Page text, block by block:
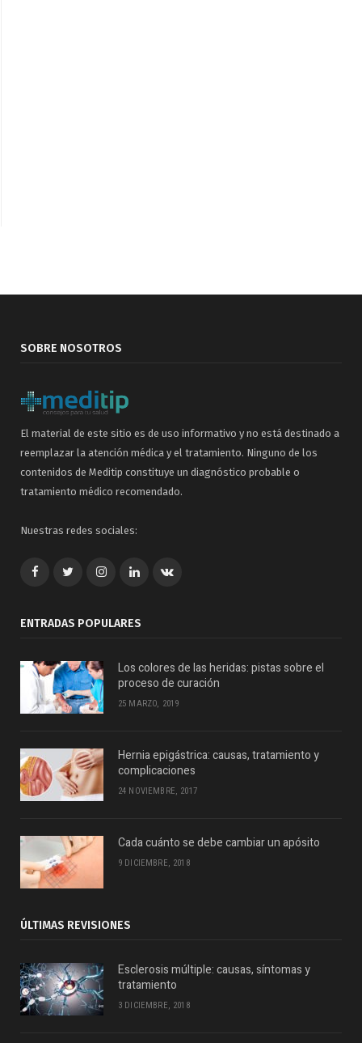
SOBRE NOSOTROS
El material de este sitio es de uso informativo y no está destinado a
reemplazar la atención médica y el tratamiento. Ninguno de los
contenidos de Meditip constituye un diagnóstico probable o
tratamiento médico recomendado.
Nuestras redes sociales:
FacebookTwitterGoogle+LinkedInVK
ENTRADAS POPULARES
Los colores de las heridas: pistas sobre el
proceso de curación
25 MARZO, 2019
Hernia epigástrica: causas, tratamiento y
complicaciones
24 NOVIEMBRE, 2017
Cada cuánto se debe cambiar un apósito
9 DICIEMBRE, 2018
ÚLTIMAS REVISIONES
Esclerosis múltiple: causas, síntomas y
tratamiento
3 DICIEMBRE, 2018